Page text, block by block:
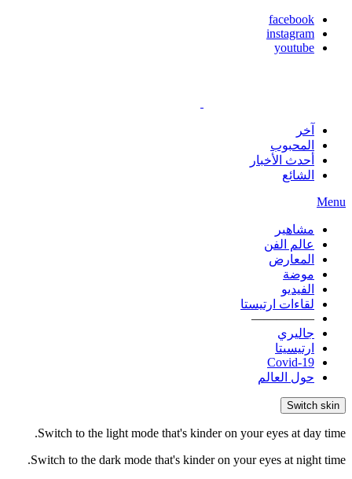
facebook
instagram
youtube
آخر
المحبوب
أحدث الأخبار
الشائع
Menu
مشاهير
عالم الفن
المعارض
موضة
الفيديو
لقاءات ارتيستا
—————
جاليري
ارتيسيتا
Covid-19
حول العالم
Switch skin
Switch to the light mode that's kinder on your eyes at day time.
Switch to the dark mode that's kinder on your eyes at night time.